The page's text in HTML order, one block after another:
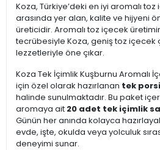
Koza, Türkiye’deki en iyi aromalı
arasında yer alan, kalite ve hijyeni
üreticidir. Aromalı toz içecek
tecrübesiyle Koza, geniş toz içecek
lezzetleriyle öne çıkar.
Koza Tek İçimlik Kuşburnu Aromalı
için özel olarak hazırlanan tek
halinde sunulmaktadır. Bu paket
aromaya ait 20 adet tek içimlik
Günün her anında kolayca
evde, işte, okulda veya yolculuk
deneyimi sunar.